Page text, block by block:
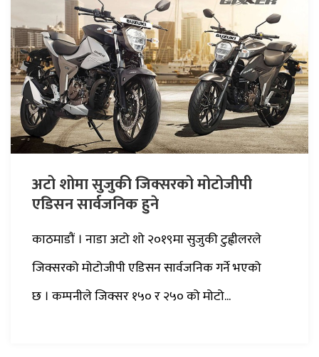
अटो शोमा सुजुकी जिक्सरको मोटोजीपी
एडिसन सार्वजनिक हुने
काठमाडौं । नाडा अटो शो २०१९मा सुजुकी टुह्वीलरले
जिक्सरको मोटोजीपी एडिसन सार्वजनिक गर्ने भएको
छ । कम्पनीले जिक्सर १५० र २५० को मोटो...